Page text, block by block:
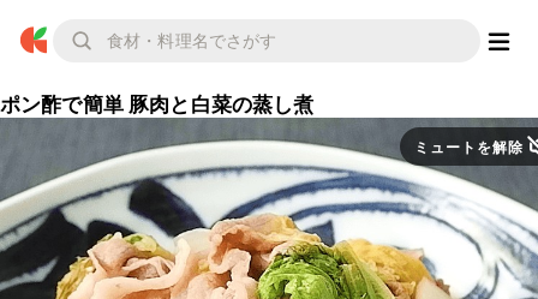
ポン酢で簡単 豚肉と白菜の蒸し煮
ミュートを解除